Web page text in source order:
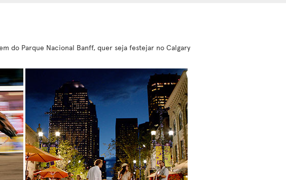
do Parque Nacional Banff, quer seja festejar no Calgary